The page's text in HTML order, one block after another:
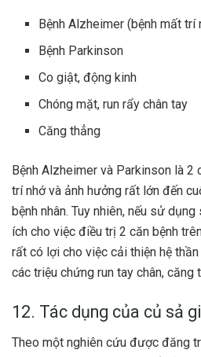
Bệnh Alzheimer (bệnh mất
Bệnh Parkinson
Co giật, động kinh
Chóng mặt, run rẩy chân tay
Căng thẳng
Bệnh Alzheimer và Parkinson là
trí nhớ và ảnh hưởng rất lớn đến
bệnh nhân. Tuy nhiên, nếu sử
ích cho việc điều trị 2 căn bệnh
rất có lợi cho việc cải thiện hệ
các triệu chứng run tay chân, căng
12. Tác dụng của củ sả
Theo một nghiên cứu được đăng